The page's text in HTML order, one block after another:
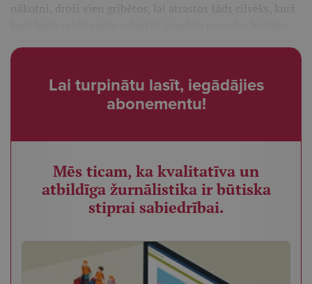
nākotni, droši vien gribētos, lai atrastos šāds cilvēks, kurš
Lai turpinātu lasīt, iegādājies
abonementu!
Mēs ticam, ka kvalitatīva un
atbildīga žurnālistika ir būtiska
stiprai sabiedrībai.